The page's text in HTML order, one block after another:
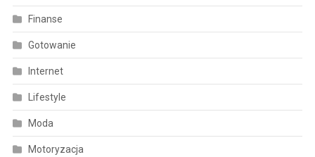
Finanse
Gotowanie
Internet
Lifestyle
Moda
Motoryzacja